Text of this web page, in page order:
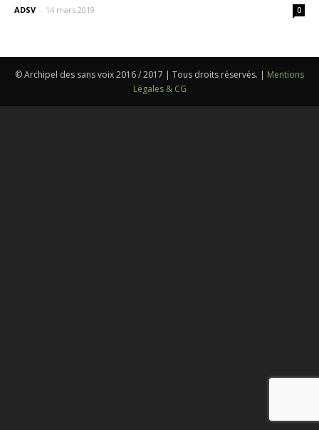
voix
ADSV - 14 mars 2019 0
© Archipel des sans voix 2016 / 2017 | Tous droits réservés. | Mentions
Légales & CG